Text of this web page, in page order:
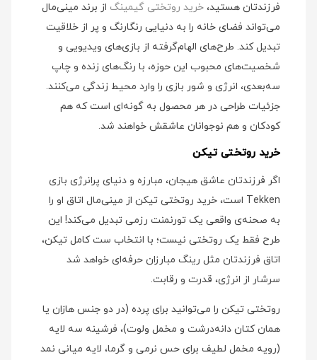
فرزندتان هستید، خرید روتختی گیمینگ از برند مینی‌مال
می‌تواند فضای خانه را به دنیایی رنگارنگ و پر از خلاقیت
تبدیل کند. طرح‌های الهام‌گرفته از بازی‌های ویدیویی و
شخصیت‌های محبوب این حوزه، با رنگ‌های زنده و چاپ
سه‌بعدی، انرژی و شور بازی را وارد محیط زندگی می‌کنند.
جزئیات طراحی در هر محصول به گونه‌ای است که هم
کودکان و هم نوجوانان عاشقش خواهند شد.
خرید روتختی تیکن
اگر فرزندتان عاشق هیجان، مبارزه و دنیای پرانرژی بازی
Tekken است، خرید روتختی تیکن از مینی‌مال اتاق او را
به صحنه‌ی واقعی یک تورنمنت رزمی تبدیل می‌کند! این
طرح فقط یک روتختی نیست؛ با انتخاب ست کامل تیکن،
اتاق فرزندتان مثل رینگ مبارزان حرفه‌ای خواهد شد
سرشار از انرژی، قدرت و رقابت.
روتختی تیکن را می‌توانید برای پرده (در دو جنس هازان یا
همان کتان دانه‌درشت و مخمل ولوت)، فرشینه سه لایه
(رویه مخمل لطیف برای حس نرمی و گرما، لایه میانی نمد